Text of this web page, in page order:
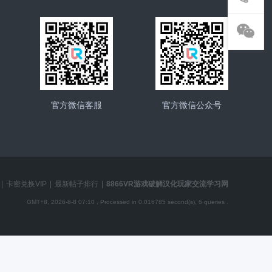
官方微信公众号
官方微信客服
卡密兑换VIP 最新帖子排行 8866VR游戏破解汉化玩家交流学习网
GMT+8, 2026-8-8 07:10 , Processed in 0.016785 second(s), 6 queries .